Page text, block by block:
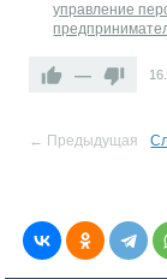
управление
—
← Предыдущая